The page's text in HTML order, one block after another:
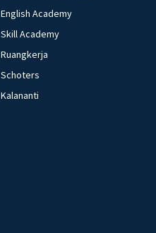
English Academy
Skill Academy
Ruangkerja
Schoters
Kalananti